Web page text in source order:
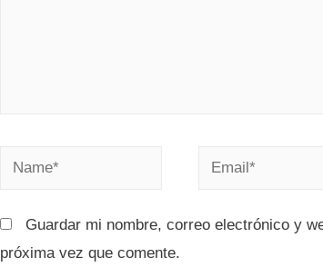
Guardar mi nombre, correo electrónico y
próxima vez que comente.